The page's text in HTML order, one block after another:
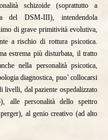
schizoide (soprattutto a
del DSM-III), intendendola
di grave primitività evolutiva,
a rischio di rottura psicotica.
estrema più disturbata, il tratto
nella personalità psicotica,
diagnostica, puo’ collocarsi
livelli, dal paziente ospedalizzato
alle personalità dello spettro
al genio creativo (ad alto